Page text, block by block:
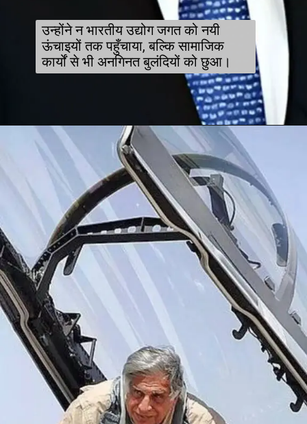
उन्होंने न भारतीय उद्योग जगत को नयी
ऊंचाइयों तक पहुँचाया, बल्कि सामाजिक
कार्यों से भी अनगिनत बुलंदियों को छुआ।